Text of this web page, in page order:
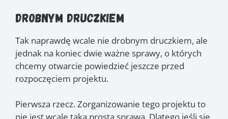
Drobnym druczkiem
Tak naprawdę wcale nie drobnym druczkiem, ale
jednak na koniec dwie ważne sprawy, o których
chcemy otwarcie powiedzieć jeszcze przed
rozpoczęciem projektu.
Pierwsza rzecz. Zorganizowanie tego projektu to